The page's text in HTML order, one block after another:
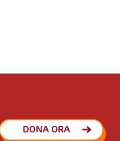
DONA ORA